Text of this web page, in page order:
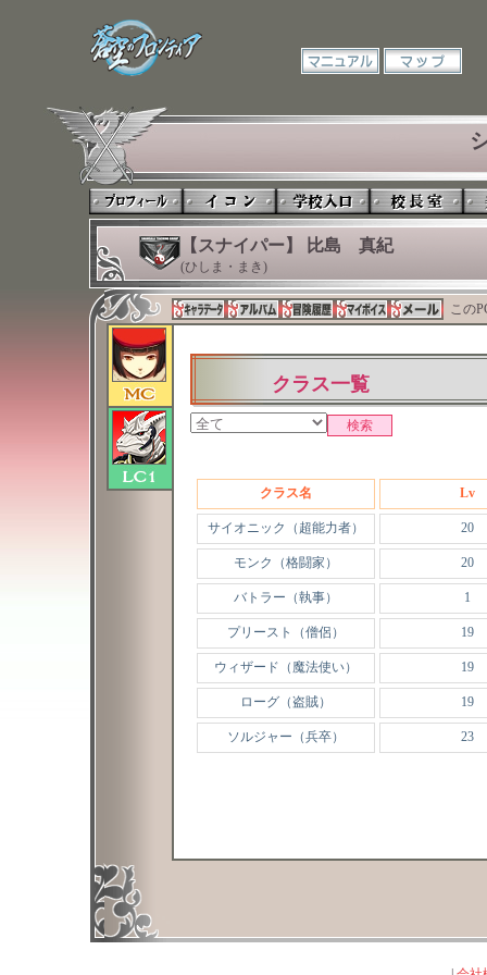
【スナイパー】 比島 真紀
(ひしま・まき)
この
クラス一覧
クラス名 Lv
サイオニック（超能力者） 20
モンク（格闘家） 20
バトラー（執事） 1
プリースト（僧侶） 19
ウィザード（魔法使い） 19
ローグ（盗賊） 19
ソルジャー（兵卒） 23